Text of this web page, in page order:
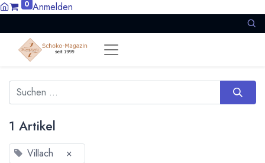
0 Anmelden
1 Artikel
Villach ×